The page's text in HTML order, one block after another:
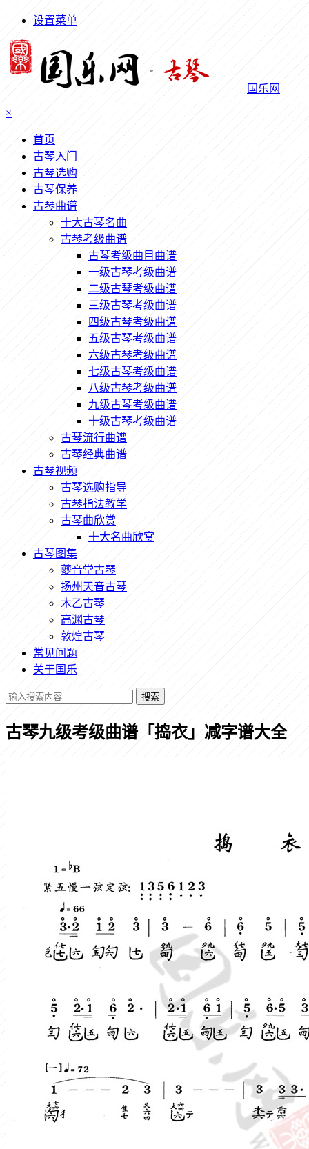
设置菜单
国乐网
×
首页
古琴入门
古琴选购
古琴保养
古琴曲谱
十大古琴名曲
古琴考级曲谱
古琴考级曲目曲谱
一级古琴考级曲谱
二级古琴考级曲谱
三级古琴考级曲谱
四级古琴考级曲谱
五级古琴考级曲谱
六级古琴考级曲谱
七级古琴考级曲谱
八级古琴考级曲谱
九级古琴考级曲谱
十级古琴考级曲谱
古琴流行曲谱
古琴经典曲谱
古琴视频
古琴选购指导
古琴指法教学
古琴曲欣赏
十大名曲欣赏
古琴图集
夔音堂古琴
扬州天音古琴
木乙古琴
高渊古琴
敦煌古琴
常见问题
关于国乐
搜索
古琴九级考级曲谱「捣衣」减字谱大全